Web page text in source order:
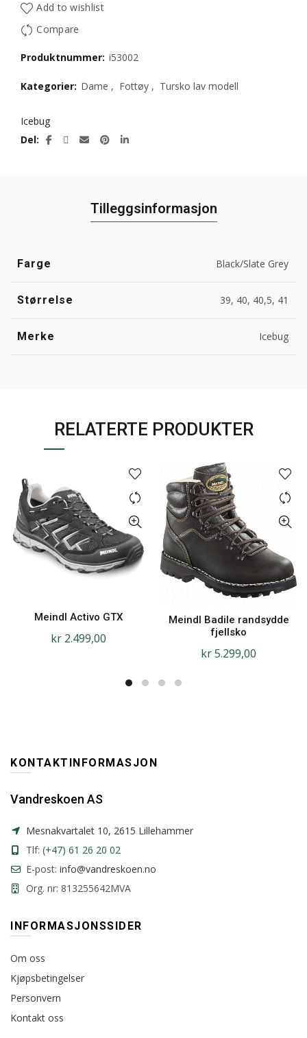
Add to wishlist
Compare
Produktnummer: i53002
Kategorier: Dame , Fottøy , Tursko lav modell
Icebug
Del
Tilleggsinformasjon
Farge Black/Slate Grey
Størrelse 39, 40, 40,5, 41
Merke Icebug
RELATERTE PRODUKTER
Meindl Activo GTX
kr 2.499,00
Meindl Badile randsydde
fjellsko
kr5.299,00
KONTAKTINFORMASJON
Vandreskoen AS
Mesnakvartalet 10, 2615 Lillehammer
Tlf: (+47) 61 26 20 02
E-post: info@vandreskoen.no
Org. nr: 813255642MVA
INFORMASJONSSIDER
Om oss
Kjøpsbetingelser
Personvern
Kontakt oss